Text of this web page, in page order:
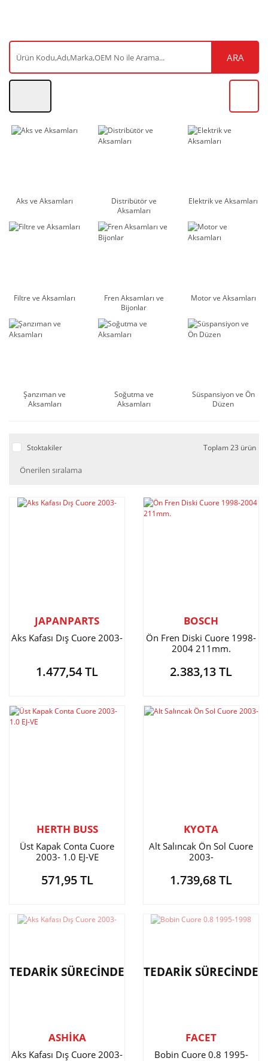
ARA
Aks ve Aksamları
Distribütör ve
Aksamları
Elektrik ve Aksamları
Filtre ve Aksamları
Fren Aksamları ve
Bijonlar
Motor ve Aksamları
Şanzıman ve
Aksamları
Soğutma ve
Aksamları
Süspansiyon ve Ön
Düzen
Stoktakiler Toplam 23 ürün
JAPANPARTS
Aks Kafası Dış Cuore 2003-
1.477,54 TL
BOSCH
Ön Fren Diski Cuore 1998-
2004 211mm.
2.383,13 TL
HERTH BUSS
Üst Kapak Conta Cuore
2003- 1.0 EJ-VE
571,95 TL
KYOTA
Alt Salıncak Ön Sol Cuore
2003-
1.739,68 TL
TEDARİK SÜRECİNDE
ASHİKA
Aks Kafası Dış Cuore 2003-
TEDARİK SÜRECİNDE
FACET
Bobin Cuore 0.8 1995-